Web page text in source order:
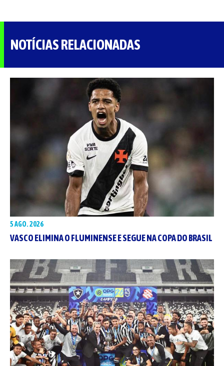
NOTÍCIAS RELACIONADAS
5 AGO. 2026
VASCO ELIMINA O FLUMINENSE E SEGUE NA COPA DO BRASIL